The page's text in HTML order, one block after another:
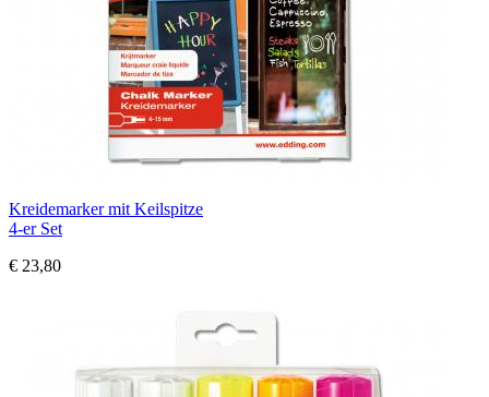
Kreidemarker mit Keilspitze
4-er Set
€ 23,80